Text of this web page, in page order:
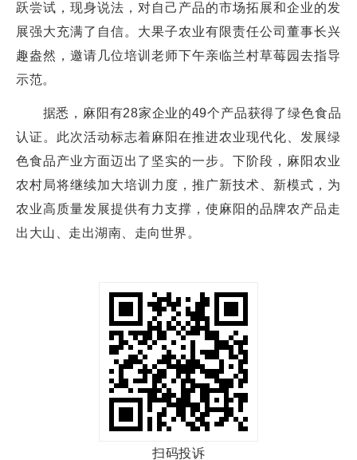
跃尝试，现身说法，对自己产品的市场拓展和企业的发
展强大充满了自信。大果子农业有限责任公司董事长兴
趣盎然，邀请几位培训老师下午亲临兰村草莓园去指导
示范。
据悉，麻阳有28家企业的49个产品获得了绿色食品
认证。此次活动标志着麻阳在推进农业现代化、发展绿
色食品产业方面迈出了坚实的一步。下阶段，麻阳农业
农村局将继续加大培训力度，推广新技术、新模式，为
农业高质量发展提供有力支撑，使麻阳的品牌农产品走
出大山、走出湖南、走向世界。
扫码投诉